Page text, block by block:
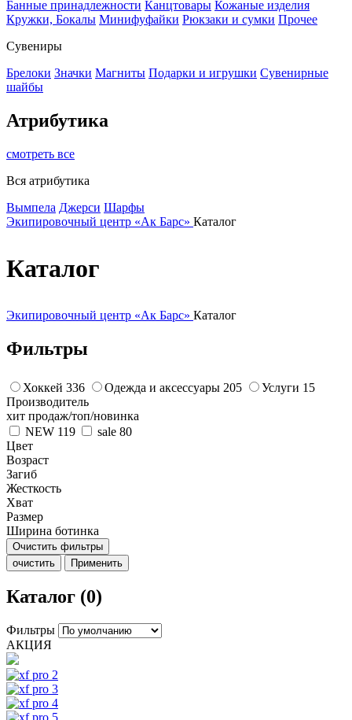
Банные принадлежности Канцтовары Кожаные изделия
Кружки, Бокалы Минифуфайки Рюкзаки и сумки Прочее
Сувениры
Брелоки Значки Магниты Подарки и игрушки Сувенирные
шайбы
Атрибутика
смотреть все
Вся атрибутика
Вымпела Джерси Шарфы
Экипировочный центр «Ак Барс» Каталог
Каталог
Экипировочный центр «Ак Барс» Каталог
Фильтры
Хоккей 336 Одежда и аксессуары 205 Услуги 15
Производитель
хит продаж/топ/новинка
NEW 119 sale 80
Цвет
Возраст
Загиб
Жесткость
Хват
Размер
Ширина ботинка
Очистить фильтры
очистить
Применить
Каталог (0)
Фильтры
АКЦИЯ